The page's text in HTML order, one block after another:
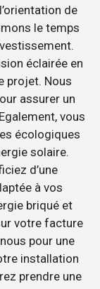
de
le temps
éclairée en
projet. Nous
assurer un
vous
écologiques
solaire.
d’une
à vos
briqué et
votre facture
pour une
installation
prendre une